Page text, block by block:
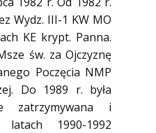
Wydz. III-1 KW MO
KE krypt. Panna.
św. za Ojczyznę
Poczęcia NMP
Do 1989 r. była
zatrzymywana i
latach 1990-1992